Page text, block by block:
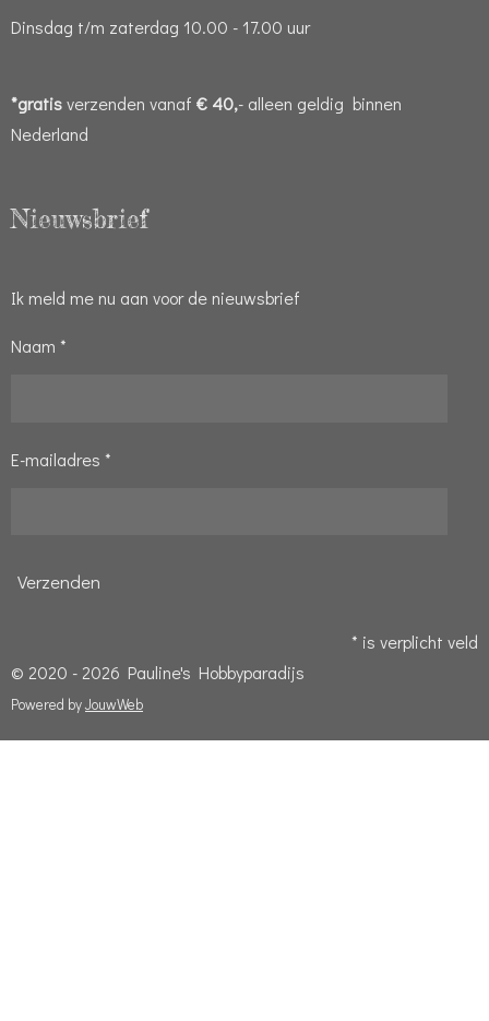
Dinsdag t/m zaterdag 10.00 - 17.00 uur
*gratisverzenden vanaf € 40,- alleen geldig binnen
Nederland
Nieuwsbrief
Ik meld me nu aan voor de nieuwsbrief
Naam *
E-mailadres *
Verzenden
* is verplicht veld
© 2020 - 2026 Pauline's Hobbyparadijs
Powered byJouwWeb